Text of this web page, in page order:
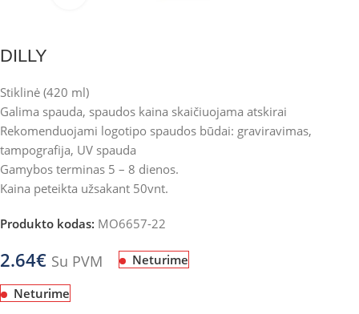
DILLY
Stiklinė (420 ml)
Galima spauda, spaudos kaina skaičiuojama atskirai
Rekomenduojami logotipo spaudos būdai: graviravimas,
tampografija, UV spauda
Gamybos terminas 5 – 8 dienos.
Kaina peteikta užsakant 50vnt.
Produkto kodas: MO6657-22
2.64€ Su PVM Neturime
Neturime